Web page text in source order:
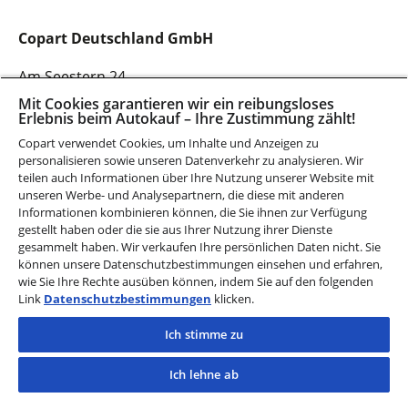
Copart Deutschland GmbH
Am Seestern 24
40547 Düsseldorf
Telefon:
+49 1515 2984534
Jetzt Kontakt aufnehmen
Werde Teil des Teams
Hauptnavigation
1
Kontakt
Mit Cookies garantieren wir ein reibungsloses
Erlebnis beim Autokauf – Ihre Zustimmung zählt!
Copart verwendet Cookies, um Inhalte und Anzeigen zu
personalisieren sowie unseren Datenverkehr zu analysieren. Wir
teilen auch Informationen über Ihre Nutzung unserer Website mit
unseren Werbe- und Analysepartnern, die diese mit anderen
Informationen kombinieren können, die Sie ihnen zur Verfügung
gestellt haben oder die sie aus Ihrer Nutzung ihrer Dienste
gesammelt haben. Wir verkaufen Ihre persönlichen Daten nicht. Sie
können unsere Datenschutzbestimmungen einsehen und erfahren,
wie Sie Ihre Rechte ausüben können, indem Sie auf den folgenden
Link Datenschutzbestimmungen klicken.
Ich stimme zu
Ich lehne ab